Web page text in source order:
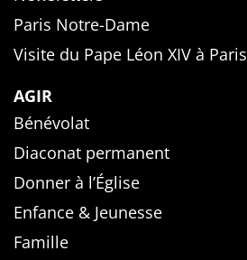
Paris Notre-Dame
Visite du Pape Léon XIV à Paris
AGIR
Bénévolat
Diaconat permanent
Donner à l’Église
Enfance & Jeunesse
Famille